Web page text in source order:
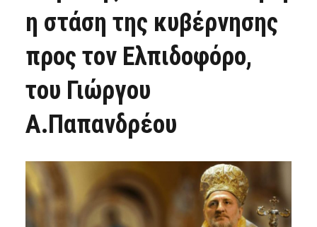
η στάση της κυβέρνησης
προς τον Ελπιδοφόρο,
του Γιώργου
Α.Παπανδρέου